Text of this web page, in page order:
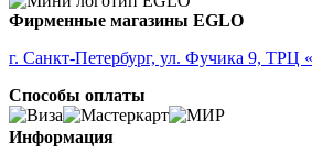
Фирменные магазины EGLO
г. Санкт-Петербург, ул. Фучика 9, ТРЦ
Способы оплаты
Информация